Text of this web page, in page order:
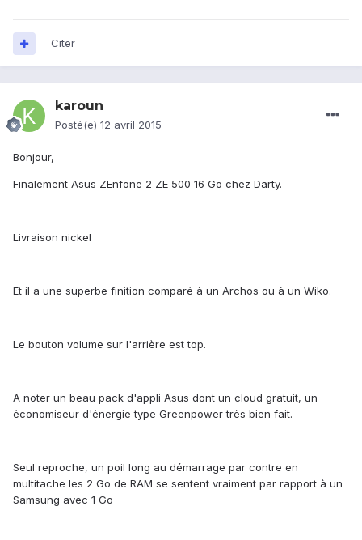
Citer
karoun
Posté(e) 12 avril 2015
Bonjour,
Finalement Asus ZEnfone 2 ZE 500 16 Go chez Darty.
Livraison nickel
Et il a une superbe finition comparé à un Archos ou à un Wiko.
Le bouton volume sur l'arrière est top.
A noter un beau pack d'appli Asus dont un cloud gratuit, un
économiseur d'énergie type Greenpower très bien fait.
Seul reproche, un poil long au démarrage par contre en
multitache les 2 Go de RAM se sentent vraiment par rapport à un
Samsung avec 1 Go